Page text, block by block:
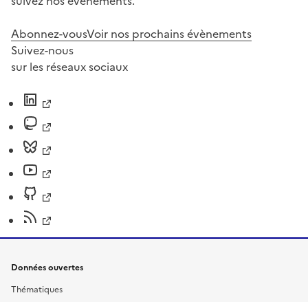
Abonnez-vousVoir nos prochains évènements
Suivez-nous
sur les réseaux sociaux
Données ouvertes
Thématiques